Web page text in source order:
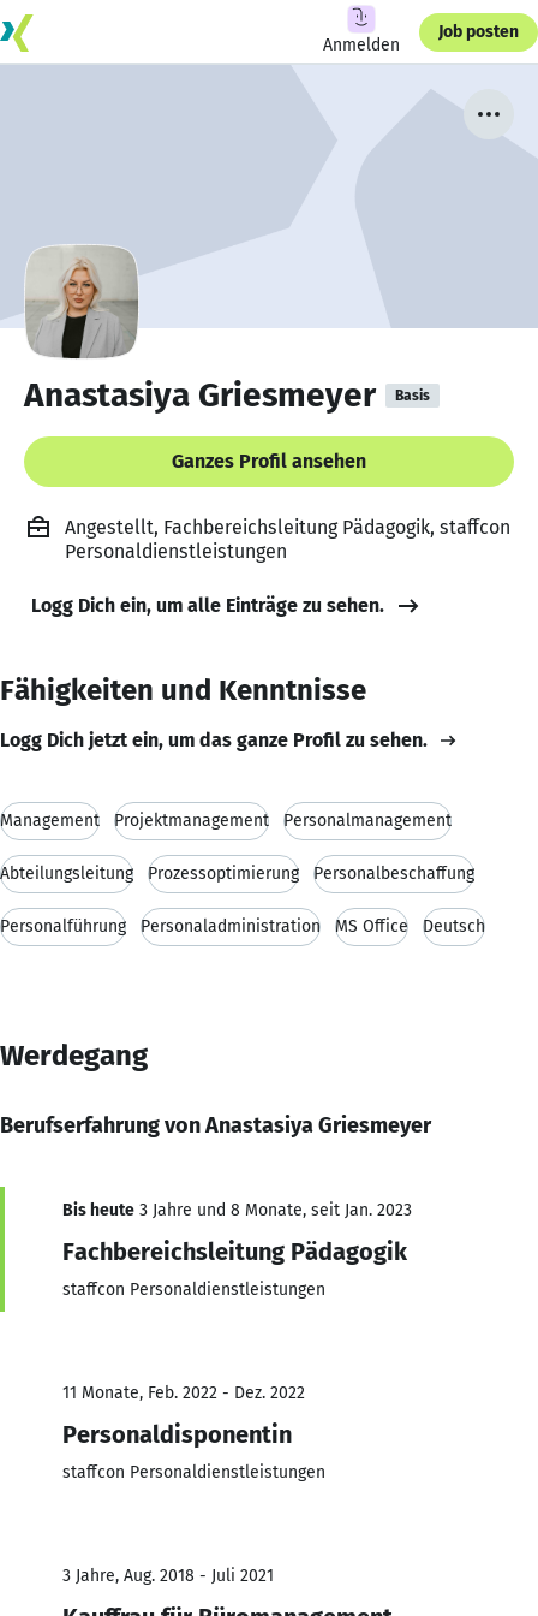
Anmelden
Job posten
Anastasiya Griesmeyer Basis
Ganzes Profil ansehen
Angestellt, Fachbereichsleitung Pädagogik, staffcon
Personaldienstleistungen
Logg Dich ein, um alle Einträge zu sehen.
Fähigkeiten und Kenntnisse
Logg Dich jetzt ein, um das ganze Profil zu sehen.
Management Projektmanagement Personalmanagement
Abteilungsleitung Prozessoptimierung Personalbeschaffung
Personalführung Personaladministration MS Office Deutsch
Werdegang
Berufserfahrung von Anastasiya Griesmeyer
Bis heute 3 Jahre und 8 Monate, seit Jan. 2023
Fachbereichsleitung Pädagogik
staffcon Personaldienstleistungen
11 Monate, Feb. 2022 - Dez. 2022
Personaldisponentin
staffcon Personaldienstleistungen
3 Jahre, Aug. 2018 - Juli 2021